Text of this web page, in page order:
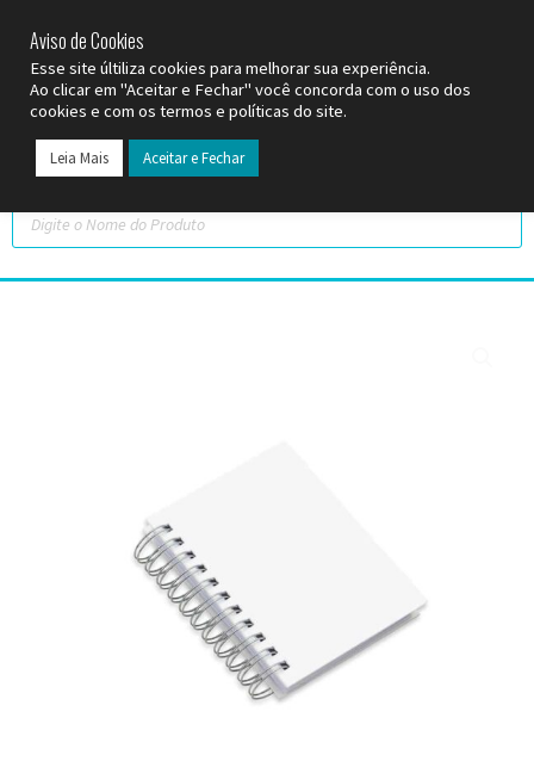
Aviso de Cookies
Esse site últiliza cookies para melhorar sua experiência.
Ao clicar em "Aceitar e Fechar" você concorda com o uso dos
cookies e com os termos e políticas do site.
Leia Mais Aceitar e Fechar